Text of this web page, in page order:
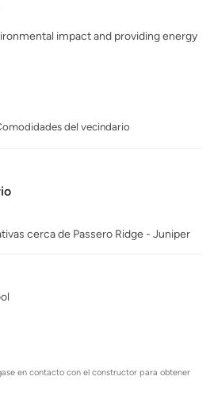
impact and providing energy
del vecindario
cerca de Passero Ridge - Juniper
en contacto con el constructor para obtener